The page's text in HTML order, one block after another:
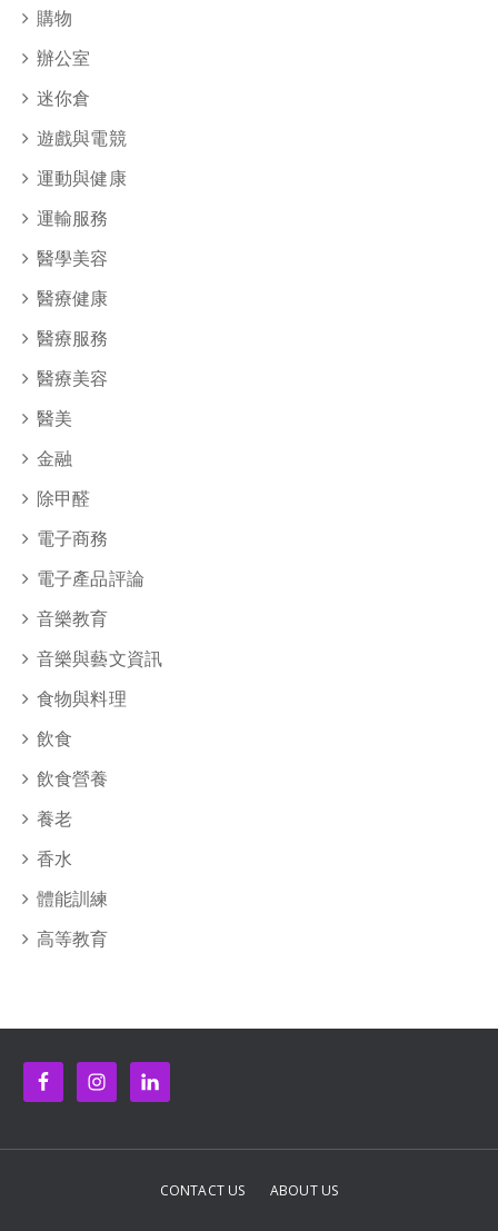
購物
辦公室
迷你倉
遊戲與電競
運動與健康
運輸服務
醫學美容
醫療健康
醫療服務
醫療美容
醫美
金融
除甲醛
電子商務
電子產品評論
音樂教育
音樂與藝文資訊
食物與料理
飲食
飲食營養
養老
香水
體能訓練
高等教育
CONTACT US ABOUT US